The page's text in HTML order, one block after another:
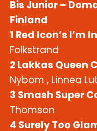
Bis Junior –
Finland
1 Red Icon’s I’m
Folkstrand
2 Lakkas Queen
Nybom , Linnea
3 Smash Super
Thomson
4 Surely Too